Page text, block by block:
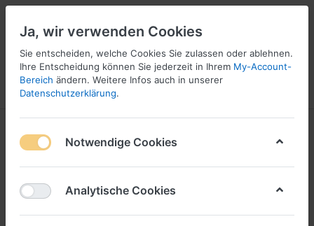
Menü Anmelden
16
Ja, wir verwenden Cookies
Sie entscheiden, welche Cookies Sie zulassen oder ablehnen.
Ihre Entscheidung können Sie jederzeit in Ihrem My-Account-
Bereich ändern. Weitere Infos auch in unserer
Datenschutzerklärung.
Notwendige Cookies
Analytische Cookies